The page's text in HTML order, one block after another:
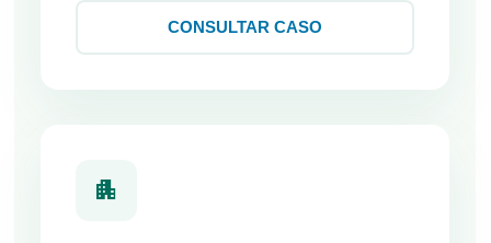
CONSULTAR CASO
apartment